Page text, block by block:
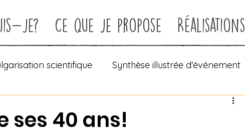
je? Ce que je propose Réalisations
scientifique Synthèse illustrée d'événement
ses 40 ans!